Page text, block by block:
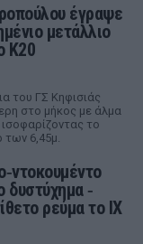
έγραψε
μετάλλιο
Κ20
του ΓΣ Κηφισιάς
στο μήκος με άλμα
το
των 6,45μ.
δυστύχημα ‑
ρεύμα το ΙΧ